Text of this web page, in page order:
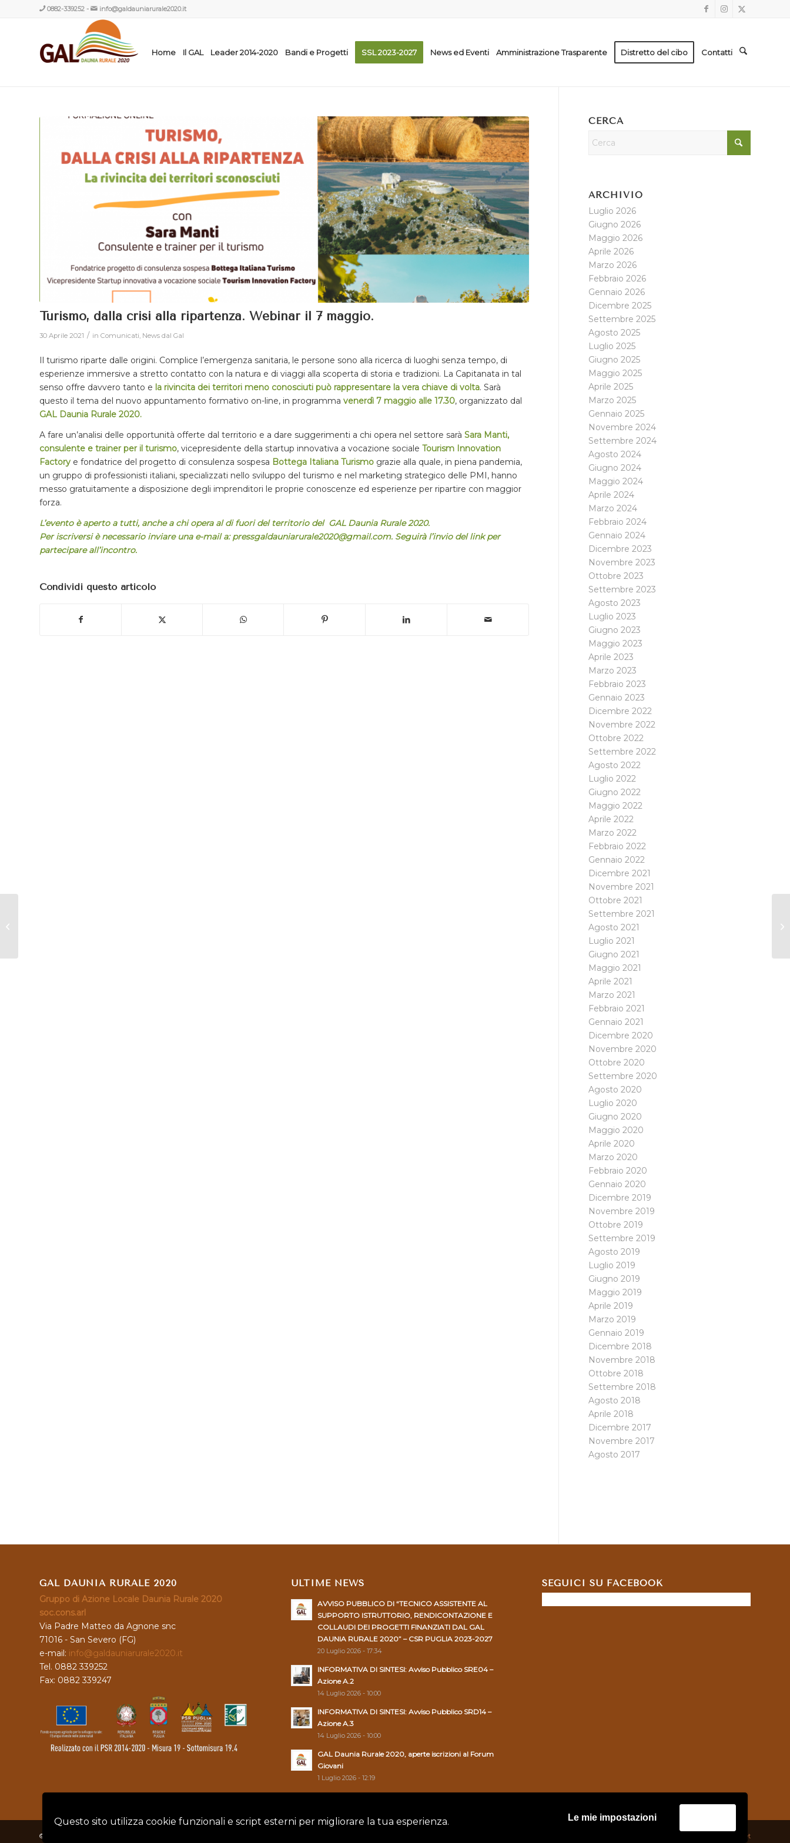
Questo sito utilizza cookie funzionali e script esterni per migliorare la tua esperienza. Le mie impostazioni
0882-339252 - info@galdauniarurale2020.it
Home Il GAL Leader 2014-2020 Bandi e Progetti SSL 2023-2027 News ed Eventi Amministrazione Trasparente Distretto del cibo Contatti
Turismo, dalla crisi alla ripartenza. Webinar il 7 maggio.
30 Aprile 2021 / in Comunicati News dal Gal
Il turismo riparte dalle origini. Complice l’emergenza sanitaria, le persone sono alla ricerca di luoghi senza tempo, di
esperienze immersive a stretto contatto con la natura e di viaggi alla scoperta di storia e tradizioni. La Capitanata in tal
senso offre davvero tanto e la rivincita dei territori meno conosciuti può rappresentare la vera chiave di volta. Sarà
questo il tema del nuovo appuntamento formativo on-line, in programma venerdì 7 maggio alle 17.30, organizzato dal
GAL Daunia Rurale 2020.
A fare un’analisi delle opportunità offerte dal territorio e a dare suggerimenti a chi opera nel settore sarà Sara Manti,
consulente e trainer per il turismo, vicepresidente della startup innovativa a vocazione sociale Tourism Innovation
Factory e fondatrice del progetto di consulenza sospesa Bottega Italiana Turismo grazie alla quale, in piena pandemia,
un gruppo di professionisti italiani, specializzati nello sviluppo del turismo e nel marketing strategico delle PMI, hanno
messo gratuitamente a disposizione degli imprenditori le proprie conoscenze ed esperienze per ripartire con maggior
forza.
L’evento è aperto a tutti, anche a chi opera al di fuori del territorio del GAL Daunia Rurale 2020.
Per iscriversi è necessario inviare una e-mail a: pressgaldauniarurale2020@gmail.com. Seguirà l’invio del link per
partecipare all’incontro.
Condividi questo articolo
CERCA
ARCHIVIO
Luglio 2026
Giugno 2026
Maggio 2026
Aprile 2026
Marzo 2026
Febbraio 2026
Gennaio 2026
Dicembre 2025
Settembre 2025
Agosto 2025
Luglio 2025
Giugno 2025
Maggio 2025
Aprile 2025
Marzo 2025
Gennaio 2025
Novembre 2024
Settembre 2024
Agosto 2024
Giugno 2024
Maggio 2024
Aprile 2024
Marzo 2024
Febbraio 2024
Gennaio 2024
Dicembre 2023
Novembre 2023
Ottobre 2023
Settembre 2023
Agosto 2023
Luglio 2023
Giugno 2023
Maggio 2023
Aprile 2023
Marzo 2023
Febbraio 2023
Gennaio 2023
Dicembre 2022
Novembre 2022
Ottobre 2022
Settembre 2022
Agosto 2022
Luglio 2022
Giugno 2022
Maggio 2022
Aprile 2022
Marzo 2022
Febbraio 2022
Gennaio 2022
Dicembre 2021
Novembre 2021
Ottobre 2021
Settembre 2021
Agosto 2021
Luglio 2021
Giugno 2021
Maggio 2021
Aprile 2021
Marzo 2021
Febbraio 2021
Gennaio 2021
Dicembre 2020
Novembre 2020
Ottobre 2020
Settembre 2020
Agosto 2020
Luglio 2020
Giugno 2020
Maggio 2020
Aprile 2020
Marzo 2020
Febbraio 2020
Gennaio 2020
Dicembre 2019
Novembre 2019
Ottobre 2019
Settembre 2019
Agosto 2019
Luglio 2019
Giugno 2019
Maggio 2019
Aprile 2019
Marzo 2019
Gennaio 2019
Dicembre 2018
Novembre 2018
Ottobre 2018
Settembre 2018
Agosto 2018
Aprile 2018
Dicembre 2017
Novembre 2017
Agosto 2017
GAL DAUNIA RURALE 2020
Gruppo di Azione Locale Daunia Rurale 2020
soc.cons.arl
Via Padre Matteo da Agnone snc
71016 - San Severo (FG)
e-mail: info@galdauniarurale2020.it
Tel. 0882 339252
Fax: 0882 339247
ULTIME NEWS
AVVISO PUBBLICO DI “TECNICO ASSISTENTE AL
SUPPORTO ISTRUTTORIO, RENDICONTAZIONE E
COLLAUDI DEI PROGETTI FINANZIATI DAL GAL
DAUNIA RURALE 2020” – CSR PUGLIA 2023-2027
20 Luglio 2026 - 17:34
INFORMATIVA DI SINTESI: Avviso Pubblico SRE04 –
Azione A.2
14 Luglio 2026 - 10:00
INFORMATIVA DI SINTESI: Avviso Pubblico SRD14 –
Azione A.3
14 Luglio 2026 - 10:00
GAL Daunia Rurale 2020, aperte iscrizioni al Forum
Giovani
1 Luglio 2026 - 12:19
SEGUICI SU FACEBOOK
© Copyright - GAL DAUNIA RURALE 2020 - P.IVA: 04128760719 | Asernet